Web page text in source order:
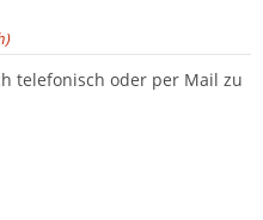
telefonisch oder per Mail zu